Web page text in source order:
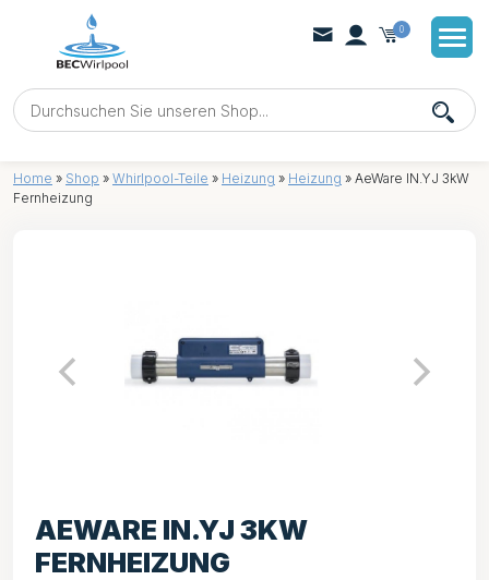
0
Home » Shop » Whirlpool-Teile » Heizung » Heizung » AeWare IN.YJ 3kW
Fernheizung
AEWARE IN.YJ 3KW
FERNHEIZUNG